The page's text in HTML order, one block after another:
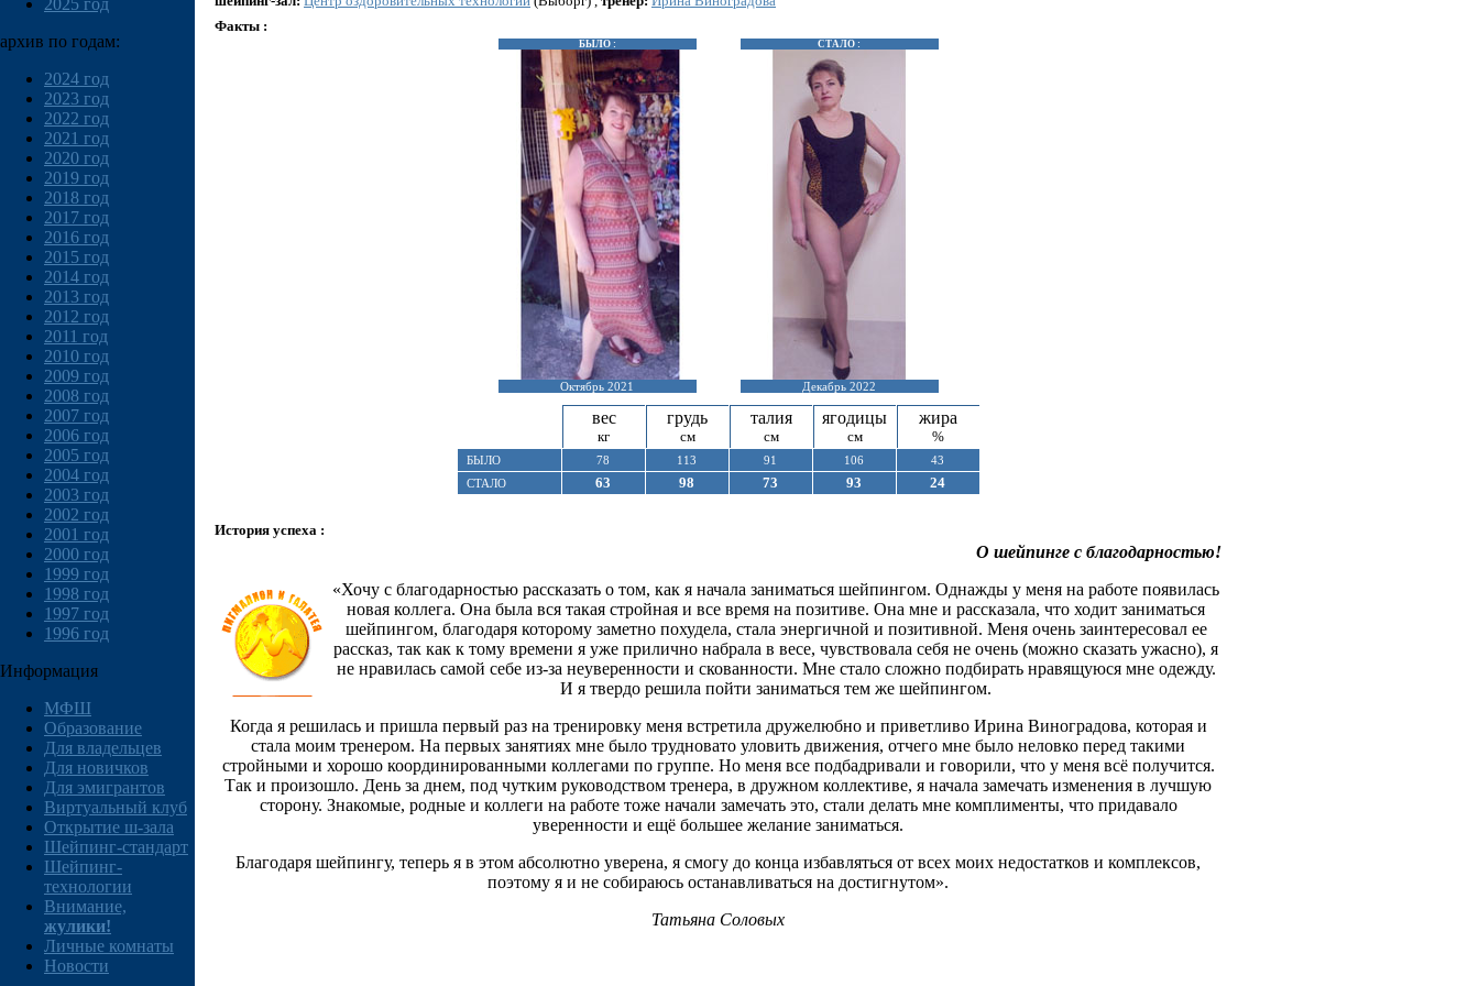
2025 год
архив по годам:
2024 год
2023 год
2022 год
2021 год
2020 год
2019 год
2018 год
2017 год
2016 год
2015 год
2014 год
2013 год
2012 год
2011 год
2010 год
2009 год
2008 год
2007 год
2006 год
2005 год
2004 год
2003 год
2002 год
2001 год
2000 год
1999 год
1998 год
1997 год
1996 год
Информация
МФШ
Образование
Для владельцев
Для новичков
Для эмигрантов
Виртуальный клуб
Открытие ш-зала
Шейпинг-стандарт
Шейпинг-
технологии
Внимание,
жулики!
Личные комнаты
Новости
Факты :
БЫЛО :
Октябрь 2021
СТАЛО :
Декабрь 2022
вес
кг
грудь
см
талия
см
ягодицы
см
жира
%
БЫЛО 78 113 91 106
43
СТАЛО
63 98 73 93 24
История успеха :
О шейпинге с благодарностью!
«Хочу с благодарностью рассказать о том, как я начала заниматься шейпингом. Однажды у меня на работе появилась
новая коллега. Она была вся такая стройная и все время на позитиве. Она мне и рассказала, что ходит заниматься
шейпингом, благодаря которому заметно похудела, стала энергичной и позитивной. Меня очень заинтересовал ее
рассказ, так как к тому времени я уже прилично набрала в весе, чувствовала себя не очень (можно сказать ужасно), я
не нравилась самой себе из-за неуверенности и скованности. Мне стало сложно подбирать нравящуюся мне одежду.
И я твердо решила пойти заниматься тем же шейпингом.
Когда я решилась и пришла первый раз на тренировку меня встретила дружелюбно и приветливо Ирина Виноградова, которая и
стала моим тренером. На первых занятиях мне было трудновато уловить движения, отчего мне было неловко перед такими
стройными и хорошо координированными коллегами по группе. Но меня все подбадривали и говорили, что у меня всё получится.
Так и произошло. День за днем, под чутким руководством тренера, в дружном коллективе, я начала замечать изменения в лучшую
сторону. Знакомые, родные и коллеги на работе тоже начали замечать это, стали делать мне комплименты, что придавало
уверенности и ещё большее желание заниматься.
Благодаря шейпингу, теперь я в этом абсолютно уверена, я смогу до конца избавляться от всех моих недостатков и комплексов,
поэтому я и не собираюсь останавливаться на достигнутом».
Татьяна Соловых